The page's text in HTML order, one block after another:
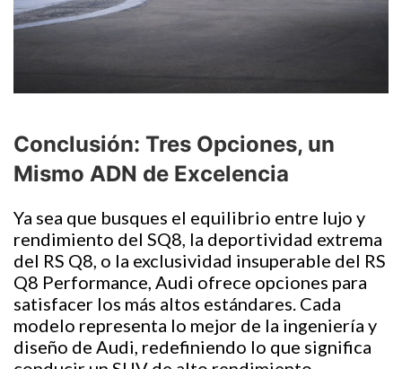
Conclusión: Tres Opciones, un
Mismo ADN de Excelencia
Ya sea que busques el equilibrio entre lujo y
rendimiento del SQ8, la deportividad extrema
del RS Q8, o la exclusividad insuperable del RS
Q8 Performance, Audi ofrece opciones para
satisfacer los más altos estándares. Cada
modelo representa lo mejor de la ingeniería y
diseño de Audi, redefiniendo lo que significa